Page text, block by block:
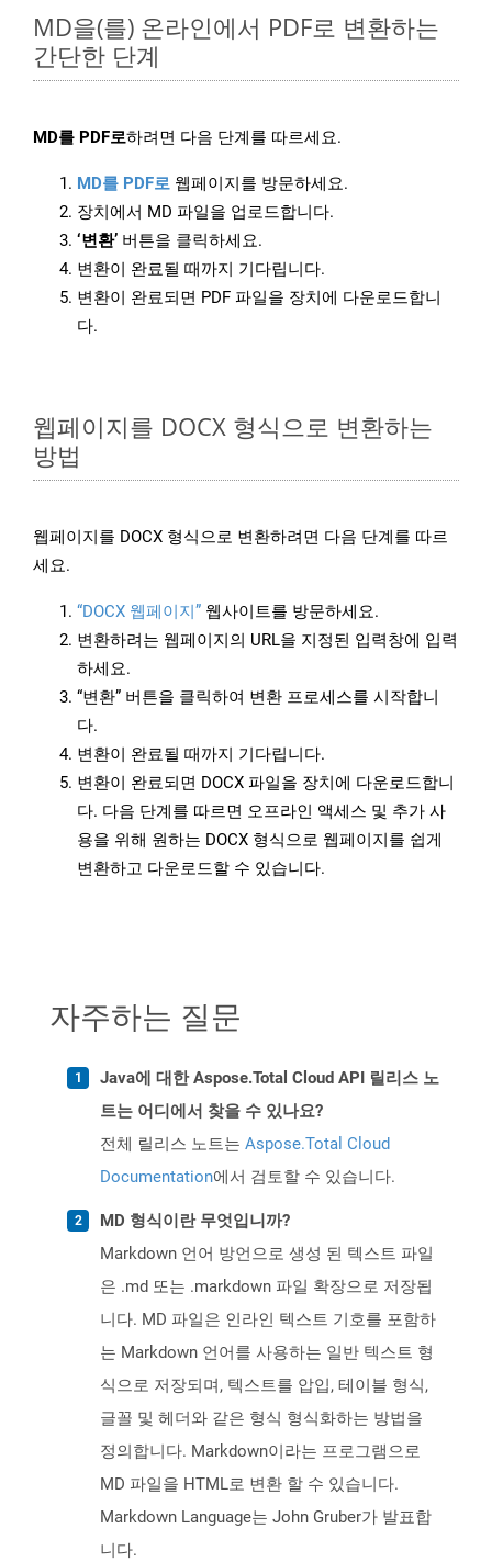
MD을(를) 온라인에서 PDF로 변환하는
간단한 단계
MD를 PDF로하려면 다음 단계를 따르세요.
MD를 PDF로 웹페이지를 방문하세요.
장치에서 MD 파일을 업로드합니다.
‘변환’ 버튼을 클릭하세요.
변환이 완료될 때까지 기다립니다.
변환이 완료되면 PDF 파일을 장치에 다운로드합니
다.
웹페이지를 DOCX 형식으로 변환하는
방법
웹페이지를 DOCX 형식으로 변환하려면 다음 단계를 따르
세요.
“DOCX 웹페이지” 웹사이트를 방문하세요.
변환하려는 웹페이지의 URL을 지정된 입력창에 입력
하세요.
“변환” 버튼을 클릭하여 변환 프로세스를 시작합니
다.
변환이 완료될 때까지 기다립니다.
변환이 완료되면 DOCX 파일을 장치에 다운로드합니
다. 다음 단계를 따르면 오프라인 액세스 및 추가 사
용을 위해 원하는 DOCX 형식으로 웹페이지를 쉽게
변환하고 다운로드할 수 있습니다.
자주하는 질문
Java에 대한 Aspose.Total Cloud API 릴리스 노
트는 어디에서 찾을 수 있나요?
전체 릴리스 노트는 Aspose.Total Cloud
Documentation에서 검토할 수 있습니다.
MD 형식이란 무엇입니까?
Markdown 언어 방언으로 생성 된 텍스트 파일
은 .md 또는 .markdown 파일 확장으로 저장됩
니다. MD 파일은 인라인 텍스트 기호를 포함하
는 Markdown 언어를 사용하는 일반 텍스트 형
식으로 저장되며, 텍스트를 압입, 테이블 형식,
글꼴 및 헤더와 같은 형식 형식화하는 방법을
정의합니다. Markdown이라는 프로그램으로
MD 파일을 HTML로 변환 할 수 있습니다.
Markdown Language는 John Gruber가 발표합
니다.